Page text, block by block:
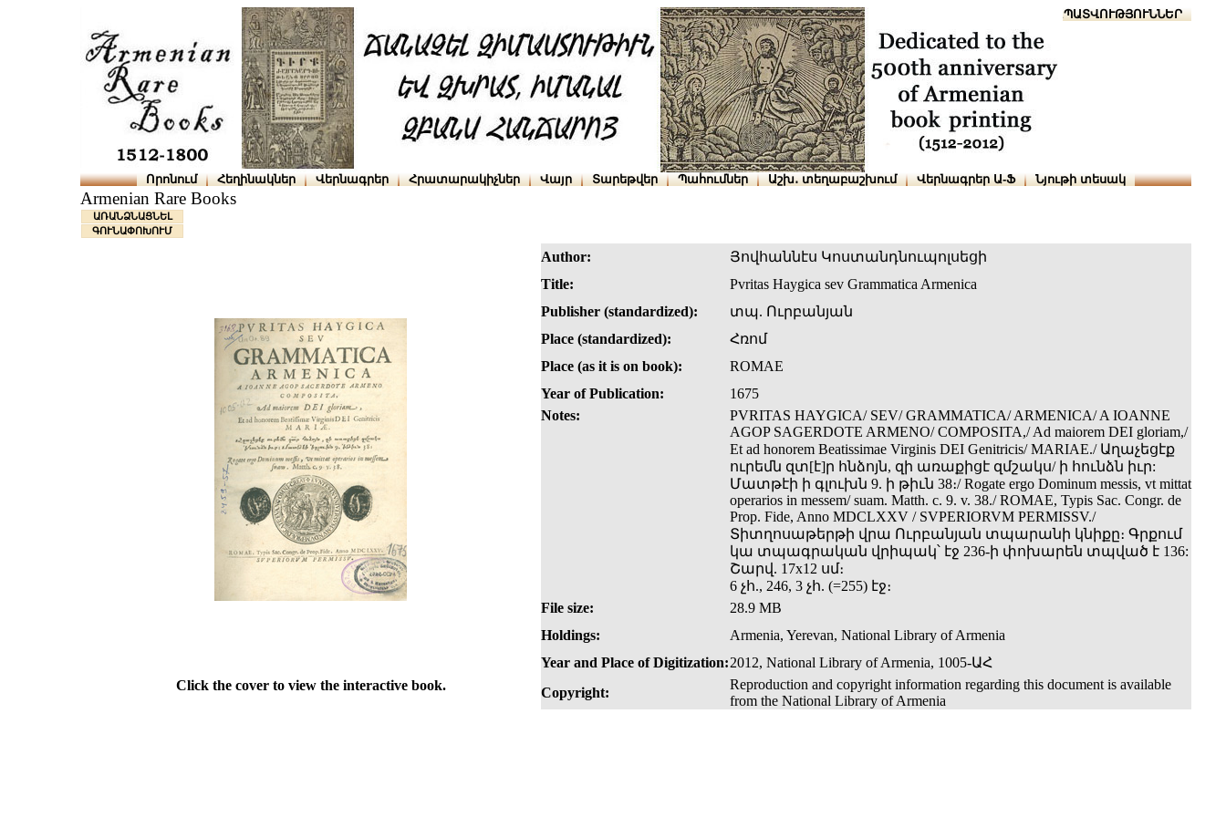
ՆԱԽԱՊԱՏՎՈՒԹՅՈՒՆՆԵՐ
Որոնում Հեղինակներ Վերնագրեր Հրատարակիչներ Վայր Տարեթվեր Պահումներ Աշխ․ տեղաբաշխում Վերնագրեր Ա-Ֆ Նյութի տեսակ
Armenian Rare Books
ԱՌԱՆՁՆԱՑՆԵԼ
ԳՈՒՆԱՓՈԽՈՒՄ
Author:
Յովհաննէս Կոստանդնուպոլսեցի
Title:
Pvritas Haygica sev Grammatica Armenica
Publisher (standardized):
տպ. Ուրբանյան
Place (standardized):
Հռոմ
Place (as it is on book):
ROMAE
Year of Publication:
1675
Notes:
PVRITAS HAYGICA/ SEV/ GRAMMATICA/ ARMENICA/ A IOANNE
AGOP SAGERDOTE ARMENO/ COMPOSITA,/ Ad maiorem DEI gloriam,/
Et ad honorem Beatissimae Virginis DEI Genitricis/ MARIAE./ Աղաչեցէք
ուրեմն զտ[է]ր հնձոյն, զի առաքիցէ զմշակս/ ի հունձն իւր:
Մատթէի ի գլուխն 9. ի թիւն 38։/ Rogate ergo Dominum messis, vt mittat
operarios in messem/ suam. Matth. c. 9. v. 38./ ROMAE, Typis Sac. Congr. de
Prop. Fide, Anno MDCLXXV / SVPERIORVM PERMISSV./
Տիտղոսաթերթի վրա Ուրբանյան տպարանի կնիքը։ Գրքում
կա տպագրական վրիպակ՝ էջ 236-ի փոխարեն տպված է 136:
Շարվ. 17x12 սմ։
6 չհ., 246, 3 չհ. (=255) էջ։
File size:
28.9 MB
Holdings:
Armenia, Yerevan, National Library of Armenia
Year and Place of Digitization:2012, National Library of Armenia, 1005-ԱՀ
Click the cover to view the interactive book.
Copyright:
Reproduction and copyright information regarding this document is available
from the National Library of Armenia